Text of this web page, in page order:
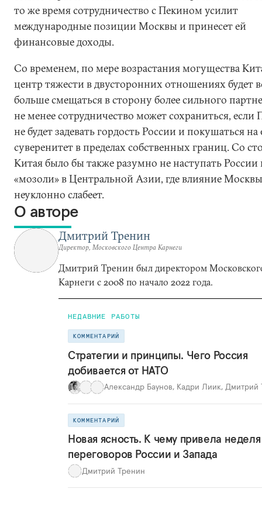
то же время сотрудничество с Пекином усилит
международные позиции Москвы и принесет ей
финансовые доходы.
Со временем, по мере возрастания могущества
центр тяжести в двусторонних отношениях будет
больше смещаться в сторону более сильного
не менее сотрудничество может сохраниться, если
не будет задевать гордость России и покушаться на
суверенитет в пределах собственных границ. Со
Китая было бы также разумно не наступать России
«мозоли» в Центральной Азии, где влияние Москвы
неуклонно слабеет.
О авторе
Дмитрий Тренин
Директор, Московского Центра Карнеги
Дмитрий Тренин был директором
Карнеги с 2008 по начало 2022 года.
НЕДАВНИЕ РАБОТЫ
КОММЕНТАРИЙ
Стратегии и принципы. Чего Россия
добивается от НАТО
Александр Баунов, Кадри Лиик, Дмитрий
КОММЕНТАРИЙ
Новая ясность. К чему привела неделя
переговоров России и Запада
Дмитрий Тренин